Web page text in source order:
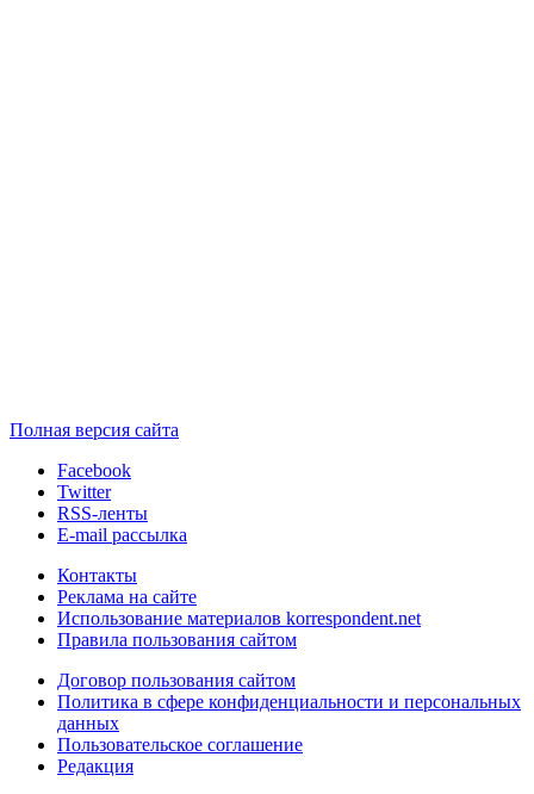
Полная версия сайта
Facebook
Twitter
RSS-ленты
E-mail рассылка
Контакты
Реклама на сайте
Использование материалов korrespondent.net
Правила пользования сайтом
Договор пользования сайтом
Политика в сфере конфиденциальности и персональных
данных
Пользовательское соглашение
Редакция